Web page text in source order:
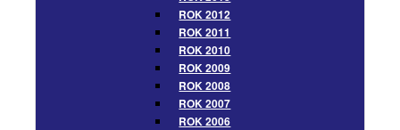
ROK 2012
ROK 2011
ROK 2010
ROK 2009
ROK 2008
ROK 2007
ROK 2006